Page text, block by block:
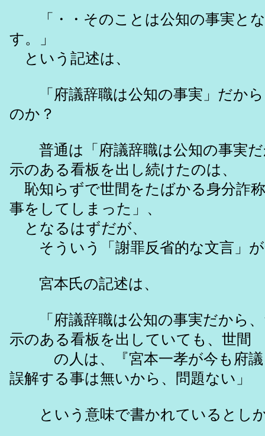
「・・そのことは公知の事実と
す。」
という記述は、
「府議辞職は公知の事実」だから
のか？
普通は「府議辞職は公知の事実だ
示のある看板を出し続けたのは、
恥知らずで世間をたばかる身分詐
事をしてしまった」、
となるはずだが、
そういう「謝罪反省的な文言」が
宮本氏の記述は、
「府議辞職は公知の事実だから、
示のある看板を出していても、世間
の人は、『宮本一孝が今も府議
誤解する事は無いから、問題ない」
という意味で書かれているとし